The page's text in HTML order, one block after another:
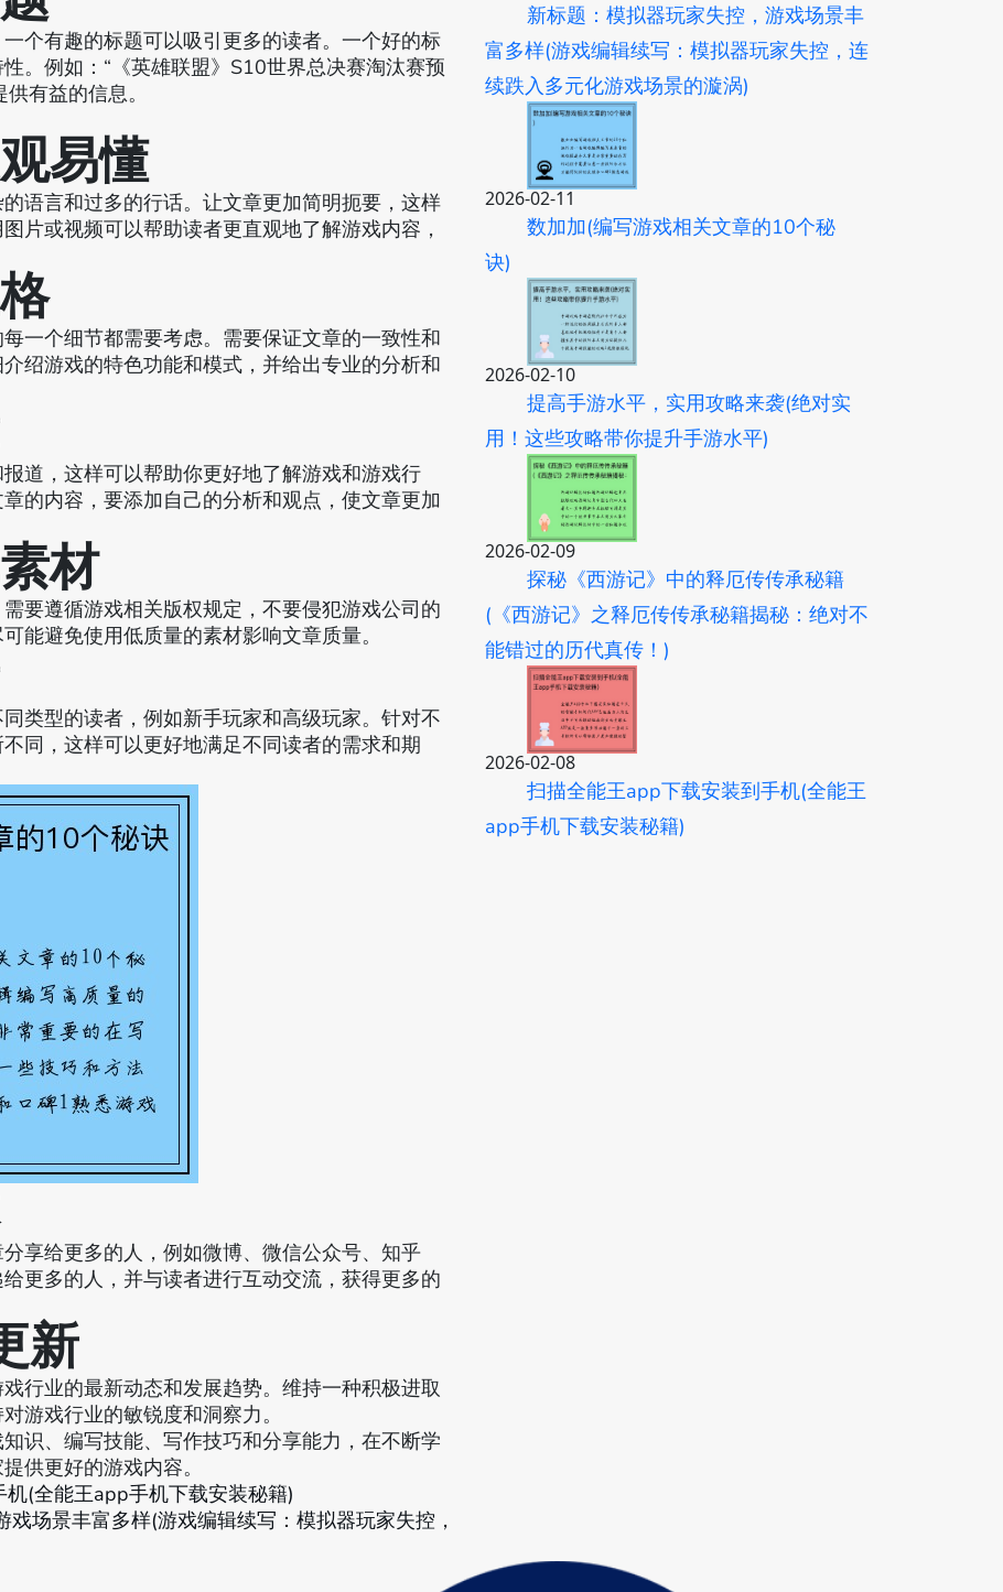
个有趣的标题可以吸引更多的读者。一个好的标
。例如：“《英雄联盟》S10世界总决赛淘汰赛预
有益的信息。
易懂
语言和过多的行话。让文章更加简明扼要，这样
片或视频可以帮助读者更直观地了解游戏内容，
一个细节都需要考虑。需要保证文章的一致性和
绍游戏的特色功能和模式，并给出专业的分析和
道，这样可以帮助你更好地了解游戏和游戏行
的内容，要添加自己的分析和观点，使文章更加
材
要遵循游戏相关版权规定，不要侵犯游戏公司的
能避免使用低质量的素材影响文章质量。
类型的读者，例如新手玩家和高级玩家。针对不
同，这样可以更好地满足不同读者的需求和期
享给更多的人，例如微博、微信公众号、知乎
更多的人，并与读者进行互动交流，获得更多的
新
行业的最新动态和发展趋势。维持一种积极进取
游戏行业的敏锐度和洞察力。
识、编写技能、写作技巧和分享能力，在不断学
供更好的游戏内容。
(全能王app手机下载安装秘籍)
场景丰富多样(游戏编辑续写：模拟器玩家失控，
新标题：模拟器玩家失控，游戏场景丰
富多样(游戏编辑续写：模拟器玩家失控，连
续跌入多元化游戏场景的漩涡)
2026-02-11
数加加(编写游戏相关文章的10个秘
诀)
2026-02-10
提高手游水平，实用攻略来袭(绝对实
用！这些攻略带你提升手游水平)
2026-02-09
探秘《西游记》中的释厄传传承秘籍
(《西游记》之释厄传传承秘籍揭秘：绝对不
能错过的历代真传！)
2026-02-08
扫描全能王app下载安装到手机(全能王
app手机下载安装秘籍)